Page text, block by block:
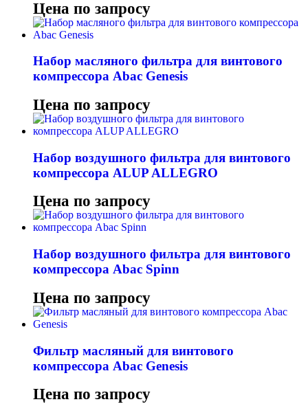
Цена по запросу
Набор масляного фильтра для винтового
компрессора Abac Genesis
Цена по запросу
Набор воздушного фильтра для винтового
компрессора ALUP ALLEGRO
Цена по запросу
Набор воздушного фильтра для винтового
компрессора Abac Spinn
Цена по запросу
Фильтр масляный для винтового
компрессора Abac Genesis
Цена по запросу